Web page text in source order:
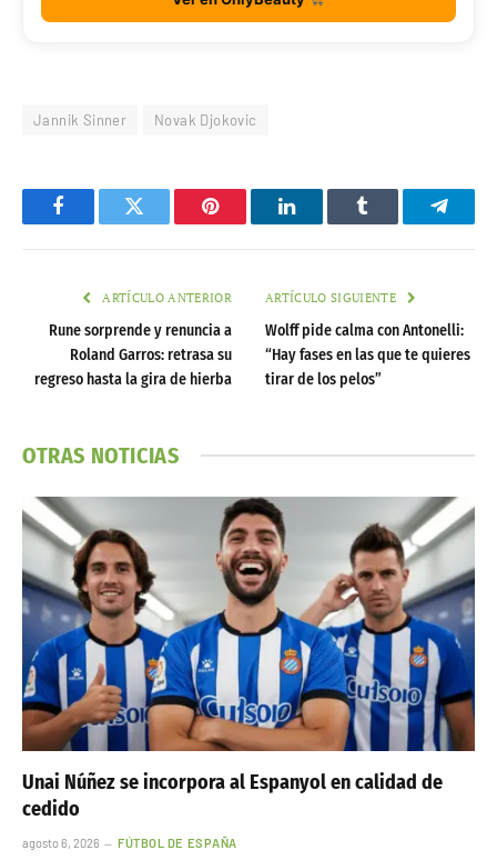
Jannik Sinner Novak Djokovic
FacebookTwitter Pinterest LinkedInTumblr
ARTÍCULO ANTERIOR
Rune sorprende y renuncia a
Roland Garros: retrasa su
regreso hasta la gira de hierba
ARTÍCULO SIGUIENTE
Wolff pide calma con Antonelli:
“Hay fases en las que te quieres
tirar de los pelos”
OTRAS NOTICIAS
Unai Núñez se incorpora al Espanyol en calidad de
cedido
agosto 6, 2026 FÚTBOL DE ESPAÑA